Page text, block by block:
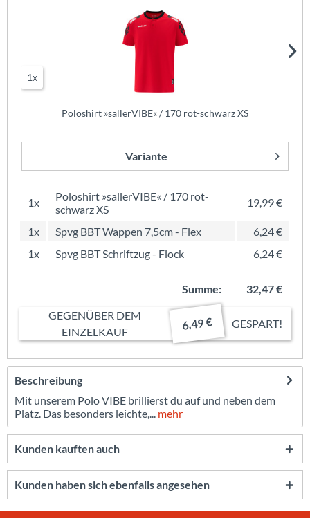
1x
Poloshirt »sallerVIBE« / 170 rot-schwarz XS
Variante
1x
Poloshirt »sallerVIBE« / 170 rot-
schwarz XS
19,99 €
1x Spvg BBT Wappen 7,5cm - Flex
6,24 €
1x
Spvg BBT Schriftzug - Flock 6,24 €
Summe:
32,47 €
GEGENÜBER DEM
EINZELKAUF
6,49 € GESPART!
Beschreibung
Mit unserem Polo VIBE brillierst du auf und neben dem
Platz. Das besonders leichte,... mehr
Kunden kauften auch
Kunden haben sich ebenfalls angesehen